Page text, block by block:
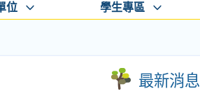
位 學生專區
最新消息